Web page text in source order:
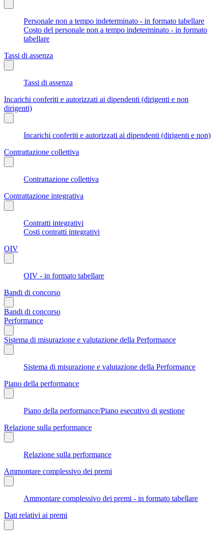
Personale non a tempo indeterminato - in formato tabellare
Costo del personale non a tempo indeterminato - in formato
tabellare
Tassi di assenza
Tassi di assenza
Incarichi conferiti e autorizzati ai dipendenti (dirigenti e non
dirigenti)
Incarichi conferiti e autorizzati ai dipendenti (dirigenti e non)
Contrattazione collettiva
Contrattazione collettiva
Contrattazione integrativa
Contratti integrativi
Costi contratti integrativi
OIV
OIV - in formato tabellare
Bandi di concorso
Bandi di concorso
Performance
Sistema di misurazione e valutazione della Performance
Sistema di misurazione e valutazione della Performance
Piano della performance
Piano della performance/Piano esecutivo di gestione
Relazione sulla performance
Relazione sulla performance
Ammontare complessivo dei premi
Ammontare complessivo dei premi - in formato tabellare
Dati relativi ai premi